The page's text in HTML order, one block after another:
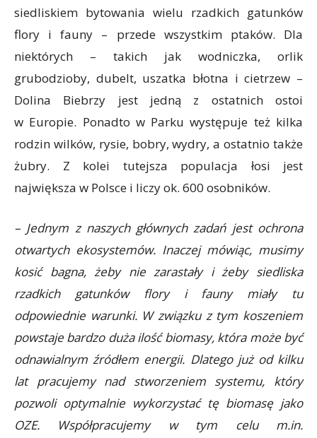
siedliskiem bytowania wielu rzadkich gatunków
flory i fauny – przede wszystkim ptaków. Dla
niektórych – takich jak wodniczka, orlik
grubodzioby, dubelt, uszatka błotna i cietrzew –
Dolina Biebrzy jest jedną z ostatnich ostoi
w Europie. Ponadto w Parku występuje też kilka
rodzin wilków, rysie, bobry, wydry, a ostatnio także
żubry. Z kolei tutejsza populacja łosi jest
największa w Polsce i liczy ok. 600 osobników.
– Jednym z naszych głównych zadań jest ochrona
otwartych ekosystemów. Inaczej mówiąc, musimy
kosić bagna, żeby nie zarastały i żeby siedliska
rzadkich gatunków flory i fauny miały tu
odpowiednie warunki. W związku z tym koszeniem
powstaje bardzo duża ilość biomasy, która może być
odnawialnym źródłem energii. Dlatego już od kilku
lat pracujemy nad stworzeniem systemu, który
pozwoli optymalnie wykorzystać tę biomasę jako
OZE. Współpracujemy w tym celu m.in.